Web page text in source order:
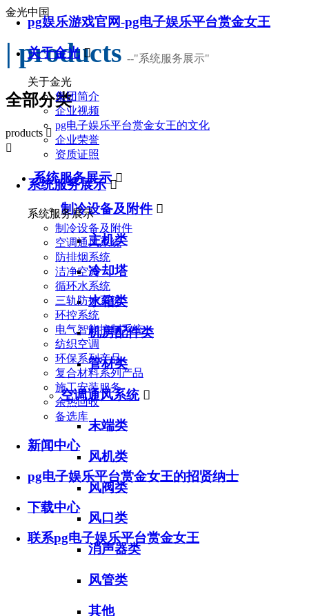
pg娱乐游戏官网-pg电子娱乐平台赏金女王
关于金光 
关于金光
集团简介
企业视频
pg电子娱乐平台赏金女王的文化
企业荣誉
资质证照
系统服务展示 
系统服务展示
制冷设备及附件
空调通风系统
防排烟系统
洁净空调
循环水系统
三轨防护系统
环控系统
电气智能控制系统
纺织空调
环保系列产品
复合材料系列产品
施工安装服务
余热回收
备选库
新闻中心
pg电子娱乐平台赏金女王的招贤纳士
下载中心
联系pg电子娱乐平台赏金女王
金光中国
| products --"系统服务展示"
全部分类
products 

系统服务展示 
制冷设备及附件 
主机类
冷却塔
水箱类
机房配件类
管材类
空调通风系统 
末端类
风机类
风阀类
风口类
消声器类
风管类
其他